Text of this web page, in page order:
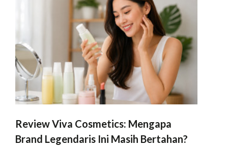
Review Viva Cosmetics: Mengapa
Brand Legendaris Ini Masih Bertahan?